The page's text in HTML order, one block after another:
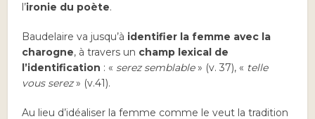
l’ironie du poète.
Baudelaire va jusqu’à identifier la femme avec la
charogne, à travers un champ lexical de
l’identification : « serez semblable» (v. 37), « telle
vous serez» (v.41).
Au lieu d’idéaliser la femme comme le veut la tradition